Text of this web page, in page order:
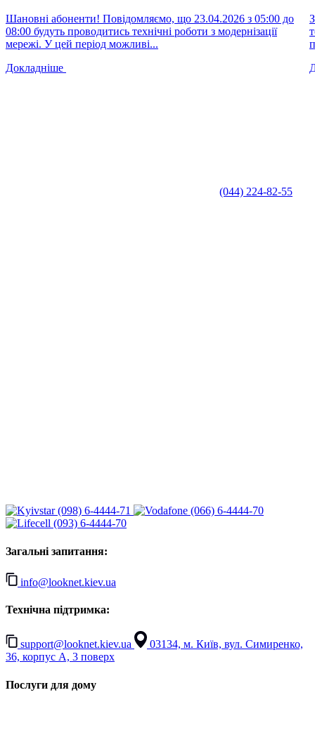
Шановні абоненти! Повідомляємо, що 23.04.2026 з 05:00 до
08:00 будуть проводитись технічні роботи з модернізації
мережі. У цей період можливі...
Докладніше
(044) 224-82-55
(098) 6-4444-71
(066) 6-4444-70
(093) 6-4444-70
Загальні запитання:
info@looknet.kiev.ua
Технічна підтримка:
support@looknet.kiev.ua
03134, м. Київ, вул. Симиренко,
36, корпус А, 3 поверх
Послуги для дому